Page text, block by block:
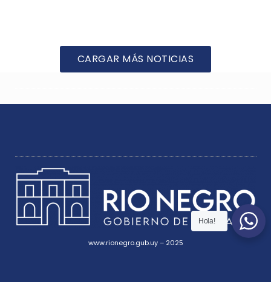
CARGAR MÁS NOTICIAS
www.rionegro.gub.uy – 2025
Hola!